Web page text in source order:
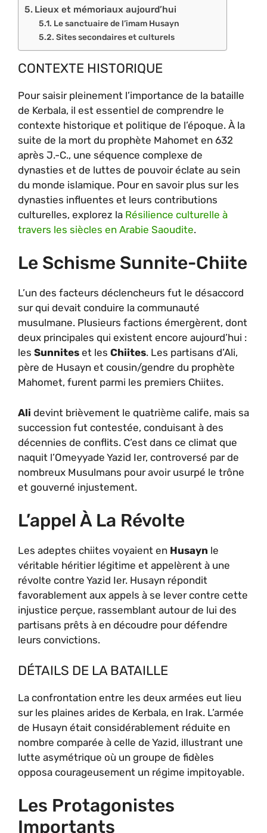
Lieux et mémoriaux aujourd’hui
Le sanctuaire de l’imam Husayn
Sites secondaires et culturels
CONTEXTE HISTORIQUE
Pour saisir pleinement l’importance de la bataille
de Kerbala, il est essentiel de comprendre le
contexte historique et politique de l’époque. À la
suite de la mort du prophète Mahomet en 632
après J.-C., une séquence complexe de
dynasties et de luttes de pouvoir éclate au sein
du monde islamique. Pour en savoir plus sur les
dynasties influentes et leurs contributions
culturelles, explorez la Résilience culturelle à
travers les siècles en Arabie Saoudite.
Le Schisme Sunnite-Chiite
L’un des facteurs déclencheurs fut le désaccord
sur qui devait conduire la communauté
musulmane. Plusieurs factions émergèrent, dont
deux principales qui existent encore aujourd’hui :
les Sunnites et les Chiites. Les partisans d’Ali,
père de Husayn et cousin/gendre du prophète
Mahomet, furent parmi les premiers Chiites.
Ali devint brièvement le quatrième calife, mais sa
succession fut contestée, conduisant à des
décennies de conflits. C’est dans ce climat que
naquit l’Omeyyade Yazid Ier, controversé par de
nombreux Musulmans pour avoir usurpé le trône
et gouverné injustement.
L’appel À La Révolte
Les adeptes chiites voyaient en Husayn le
véritable héritier légitime et appelèrent à une
révolte contre Yazid Ier. Husayn répondit
favorablement aux appels à se lever contre cette
injustice perçue, rassemblant autour de lui des
partisans prêts à en découdre pour défendre
leurs convictions.
DÉTAILS DE LA BATAILLE
La confrontation entre les deux armées eut lieu
sur les plaines arides de Kerbala, en Irak. L’armée
de Husayn était considérablement réduite en
nombre comparée à celle de Yazid, illustrant une
lutte asymétrique où un groupe de fidèles
opposa courageusement un régime impitoyable.
Les Protagonistes
Importants